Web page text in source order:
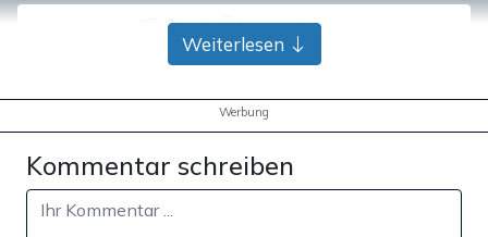
Bank-Überweisung
Weiterlesen
Werbung
Kommentar schreiben